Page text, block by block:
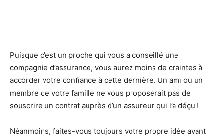
Puisque c’est un proche qui vous a conseillé une
compagnie d’assurance, vous aurez moins de craintes à
accorder votre confiance à cette dernière. Un ami ou un
membre de votre famille ne vous proposerait pas de
souscrire un contrat auprès d’un assureur qui l’a déçu !
Néanmoins, faites-vous toujours votre propre idée avant